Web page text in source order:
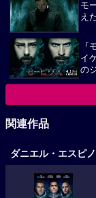
モ
え
『
イ
の
関連作品
ダニエル・エスピ